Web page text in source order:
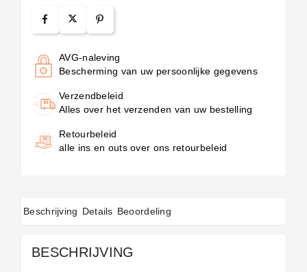
AVG-naleving
Bescherming van uw persoonlijke gegevens
Verzendbeleid
Alles over het verzenden van uw bestelling
Retourbeleid
alle ins en outs over ons retourbeleid
Beschrijving Details Beoordeling
BESCHRIJVING